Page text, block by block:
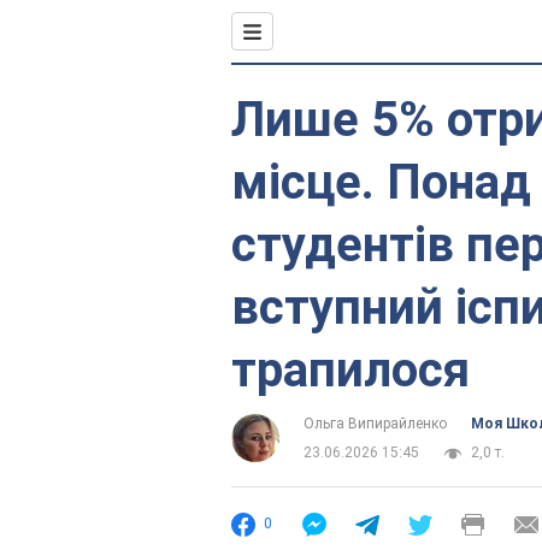
Лише 5%
місце.
студентів
вступний
трапилося
Ольга Випирайленко
Моя
23.06.2026 15:45
2,0 т.
0